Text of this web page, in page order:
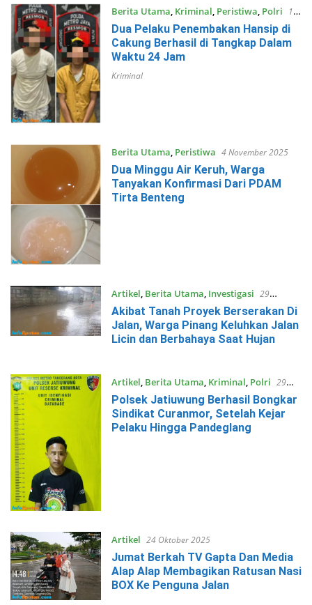
Berita Utama, Kriminal, Peristiwa, Polri
10
November 2025
Dua Pelaku Penembakan Hansip di
Cakung Berhasil di Tangkap Dalam
Waktu 24 Jam
Kriminal
Berita Utama, Peristiwa 4 November 2025
Dua Minggu Air Keruh, Warga
Tanyakan Konfirmasi Dari PDAM
Tirta Benteng
Artikel, Berita Utama, Investigasi 29
Oktober 2025
Akibat Tanah Proyek Berserakan Di
Jalan, Warga Pinang Keluhkan Jalan
Licin dan Berbahaya Saat Hujan
Artikel, Berita Utama, Kriminal, Polri 29
Oktober 2025
Polsek Jatiuwung Berhasil Bongkar
Sindikat Curanmor, Setelah Kejar
Pelaku Hingga Pandeglang
Artikel 24 Oktober 2025
Jumat Berkah TV Gapta Dan Media
Alap Alap Membagikan Ratusan Nasi
BOX Ke Penguna Jalan